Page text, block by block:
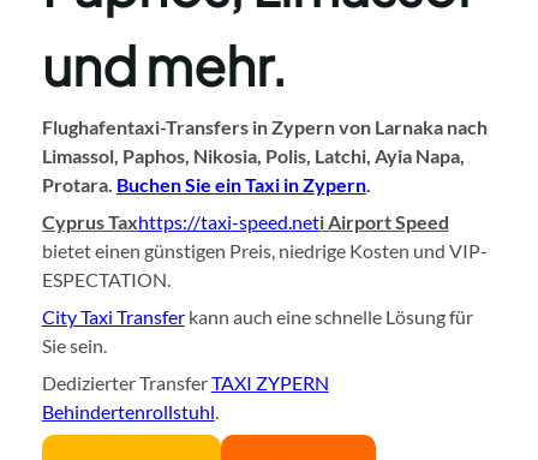
und mehr.
Flughafentaxi-Transfers in Zypern von Larnaka nach
Limassol, Paphos, Nikosia, Polis, Latchi, Ayia Napa,
Protara. Buchen Sie ein Taxi in Zypern.
Cyprus Taxhttps://taxi-speed.neti Airport Speed
bietet einen günstigen Preis, niedrige Kosten und VIP-
ESPECTATION.
City Taxi Transferkann auch eine schnelle Lösung für
Sie sein.
Dedizierter TransferTAXI ZYPERN
Behindertenrollstuhl.